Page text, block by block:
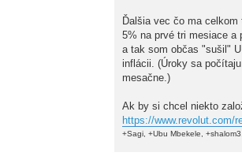
Ďalšia vec čo ma
5% na prvé tri mesiace a
a tak som občas "sušil"
inflácii. (Úroky sa
mesačne.)
Ak by si chcel niekto
https://www.revolut.com/
+Sagi, +Ubu Mbekele,